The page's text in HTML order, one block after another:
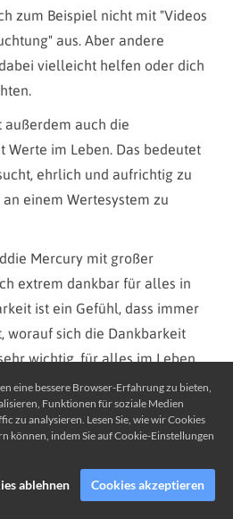
zum Beispiel nicht mit "Videos
aus. Aber andere
vielleicht helfen oder dich
auch die
Werte im Leben. Das bedeutet
ehrlich und aufrichtig zu
einem Wertesystem zu
Mercury mit großer
extrem dankbar für alles in
ist ein Gefühl, dass immer
worauf sich die Dankbarkeit
wichtig, für alles im Leben
zu erkennen und
Ganz gut kann man
früh am Tag und abends
man dankbar sein kann -
sind. Zum Beispiel die
eine bessere Browser-Erfahrung zu bieten,
Funktionen für soziale Medien
zu analysieren. Lesen Sie, wie wir Cookies
können, indem Sie auf Cookie-Einstellungen
ablehnen Cookies akzeptieren